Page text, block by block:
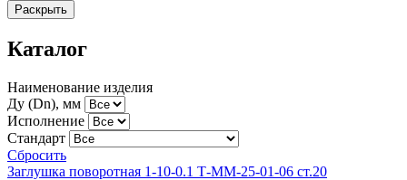
Раскрыть
Каталог
Наименование изделия
Ду (Dn), мм
Исполнение
Стандарт
Сбросить
Заглушка поворотная 1-10-0.1 Т-ММ-25-01-06 ст.20